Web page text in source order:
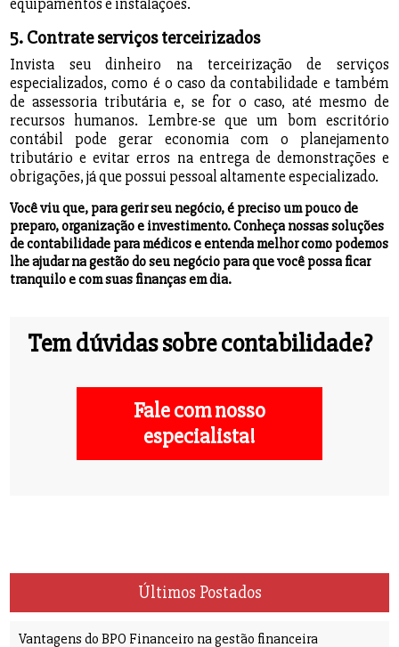
equipamentos e instalações.
5. Contrate serviços terceirizados
Invista seu dinheiro na terceirização de serviços
especializados, como é o caso da contabilidade e também
de assessoria tributária e, se for o caso, até mesmo de
recursos humanos. Lembre-se que um bom escritório
contábil pode gerar economia com o planejamento
tributário e evitar erros na entrega de demonstrações e
obrigações, já que possui pessoal altamente especializado.
Você viu que, para gerir seu negócio, é preciso um pouco de
preparo, organização e investimento. Conheça nossas soluções
de contabilidade para médicos e entenda melhor como podemos
lhe ajudar na gestão do seu negócio para que você possa ficar
tranquilo e com suas finanças em dia.
Tem dúvidas sobre contabilidade?
Fale com nosso
especialista!
Últimos Postados
Vantagens do BPO Financeiro na gestão financeira